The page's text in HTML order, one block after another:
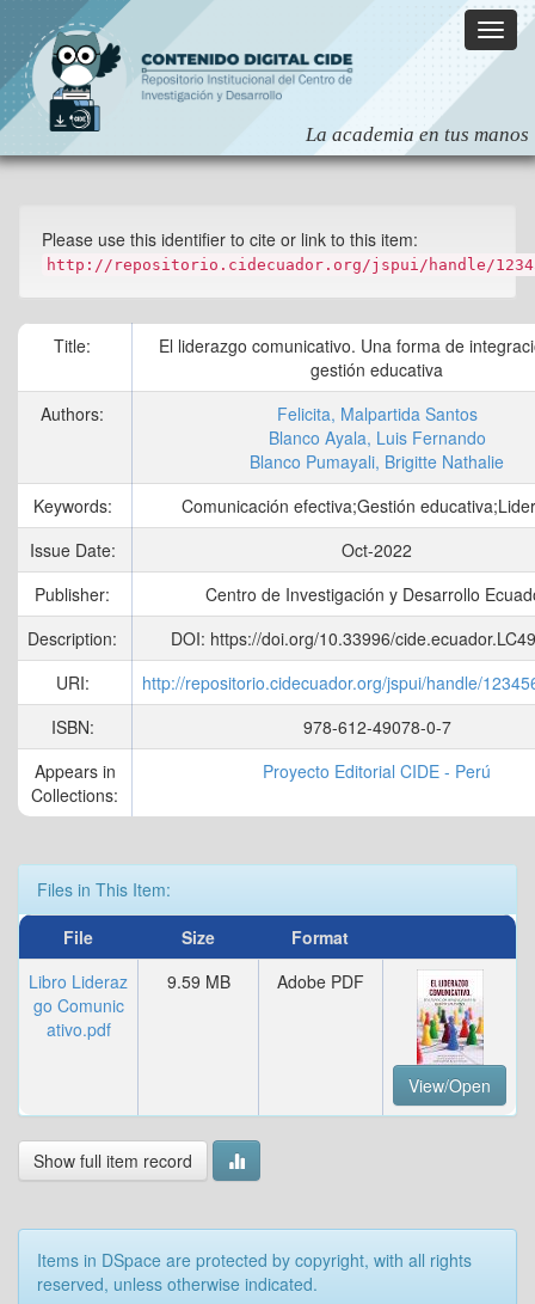
navigation
Please use this identifier to cite or link to this item:
http://repositorio.cidecuador.org/jspui/handle/
Title:
El liderazgo comunicativo. Una forma de
gestión educativa
Authors:
Felicita, Malpartida Santos
Blanco Ayala, Luis Fernando
Blanco Pumayali, Brigitte Nathalie
Keywords:
Comunicación efectiva;Gestión
Issue Date:
Oct-2022
Publisher:
Centro de Investigación y Desarrollo
Description:
DOI: https://doi.org/10.33996/
URI:
http://repositorio.cidecuador.org/jspui/handle/
ISBN:
978-612-49078-0-7
Appears in
Collections:
Proyecto Editorial CIDE - Perú
Files in This Item:
File
Size
Format
Libro Lideraz
go Comunic
ativo.pdf
9.59 MB Adobe PDF
View/Open
Show full item record
Items in DSpace are protected by copyright, with all rights
reserved, unless otherwise indicated.